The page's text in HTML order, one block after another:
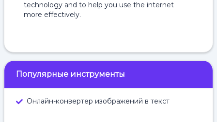
technology and to help you use the internet
more effectively.
Популярные инструменты
Онлайн-конвертер изображений в текст